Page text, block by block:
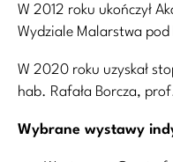
W 2012 roku ukończył
Wydziale Malarstwa
W 2020 roku uzyskał
hab. Rafała Borcza,
Wybrane wystawy